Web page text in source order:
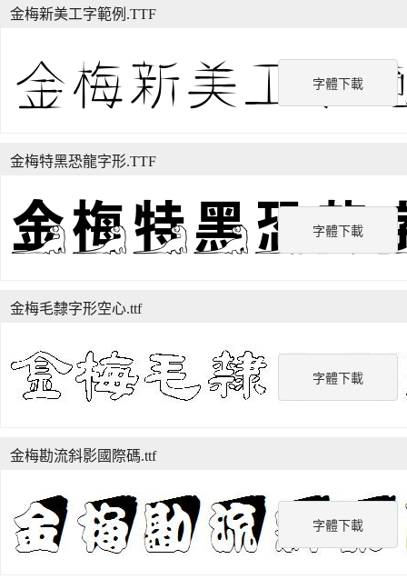
字體下載
金梅新美工字範例.TTF
字體下載
金梅特黑恐龍字形.TTF
字體下載
金梅毛隸字形空心.ttf
字體下載
金梅勘流斜影國際碼.ttf